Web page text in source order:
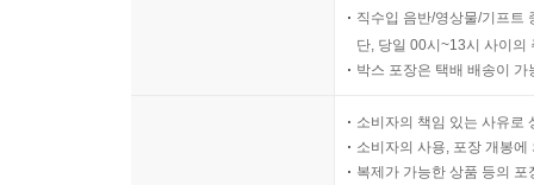
직수입 음반/영상물/기프트
단, 당일 00시~13시 사이의
박스 포장은 택배 배송이
소비자의 책임 있는 사유로
소비자의 사용, 포장 개봉
복제가 가능한 상품 등의